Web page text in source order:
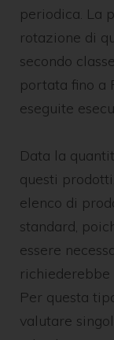
periodica. La
rotazione di
secondo
portata fino a
eseguite
Data la
questi
elenco di
standard,
essere
richiederebbe
Per questa
valutare